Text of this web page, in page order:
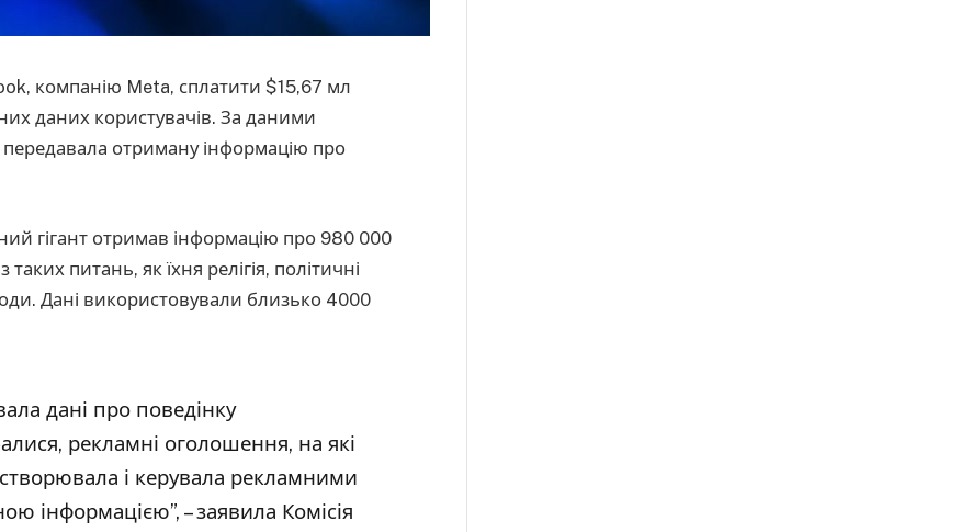
компанію Meta, сплатити $15,67 мл
даних користувачів. За даними
передавала отриману інформацію про
гігант отримав інформацію про 980 000
питань, як їхня релігія, політичні
Дані використовували близько 4000
дані про поведінку
рекламні оголошення, на які
і керувала рекламними
інформацією”, – заявила Комісія